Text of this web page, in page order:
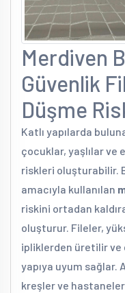
Merdiven
Güvenlik
Düşme
Katlı yapılarda
çocuklar, yaşlılar ve
riskleri oluşturabilir.
amacıyla kullanılan
riskini ortadan
oluşturur. Fileler,
ipliklerden üretilir
yapıya uyum sağlar.
kreşler ve